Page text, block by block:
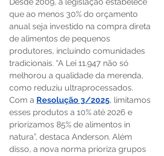
que ao menos 30% do orçamento
anual seja investido na compra direta
de alimentos de pequenos
produtores, incluindo comunidades
tradicionais. “A Lei 11.947 não só
melhorou a qualidade da merenda,
como reduziu ultraprocessados.
Com a Resolução 3/2025, limitamos
esses produtos a 10% até 2026 e
priorizamos 85% de alimentos in
natura”, destaca Anderson. Além
disso, a nova norma prioriza grupos